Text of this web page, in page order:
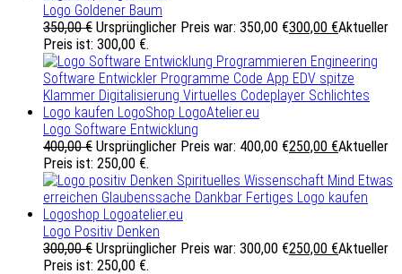
Logo Goldener Baum
350,00€ Ursprünglicher Preis war: 350,00 €300,00 €Aktueller
Preis ist: 300,00 €.
Logo Software Entwicklung
400,00€ Ursprünglicher Preis war: 400,00 €250,00 €Aktueller
Preis ist: 250,00 €.
Logo Positiv Denken
300,00€ Ursprünglicher Preis war: 300,00 €250,00 €Aktueller
Preis ist: 250,00 €.